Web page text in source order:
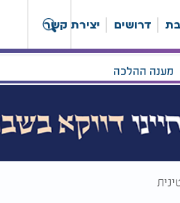
דרושים יצירת קשר
מענה ההלכה